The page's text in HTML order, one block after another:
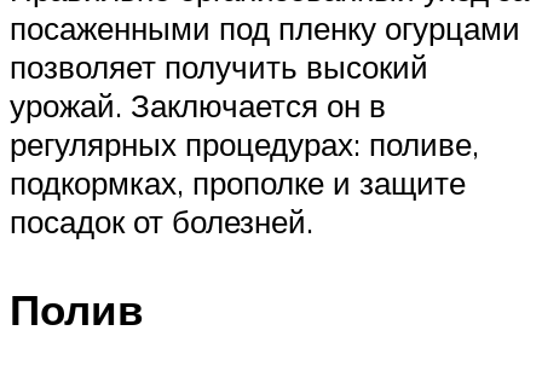
посаженными под пленку огурцами
позволяет получить высокий
урожай. Заключается он в
регулярных процедурах: поливе,
подкормках, прополке и защите
посадок от болезней.
Полив